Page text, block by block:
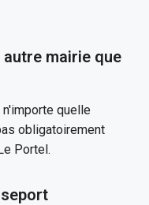
mairie que
quelle
obligatoirement
Portel.